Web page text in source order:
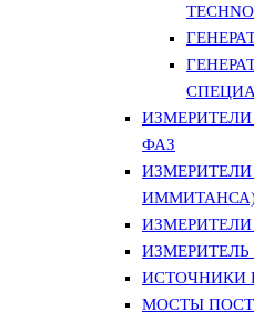
ФАЗ
ИЗМЕРИТЕЛИ
ИСТОЧНИКИ
МОСТЫ